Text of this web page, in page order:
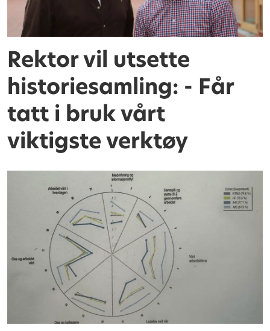
Rektor vil utsette
historiesamling: - Får
tatt i bruk vårt
viktigste verktøy